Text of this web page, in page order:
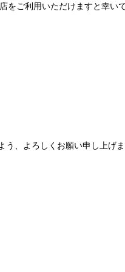
ご利用いただけますと幸いで
、よろしくお願い申し上げま